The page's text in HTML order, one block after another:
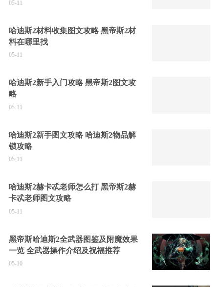
05-11
哈迪斯2材料收集图文攻略 黑帝斯2材
料在哪里找
05-11
哈迪斯2新手入门攻略 黑帝斯2图文攻
略
05-11
哈迪斯2新手图文攻略 哈迪斯2物品解
锁攻略
05-11
哈迪斯2赫卡忒老师怎么打 黑帝斯2赫
卡忒老师图文攻略
05-11
黑帝斯哈迪斯2全武器图鉴及附魔效果
一览 全武器操作介绍及祝福推荐
05-10